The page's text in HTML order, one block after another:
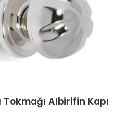
Tokmağı Albirifin Kapı